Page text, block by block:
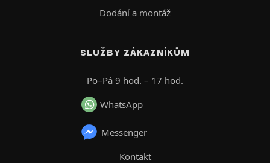
Dodání a montáž
SLUŽBY ZÁKAZNÍKŮM
Po–Pá 9 hod. – 17 hod.
WhatsApp
Messenger
Kontakt